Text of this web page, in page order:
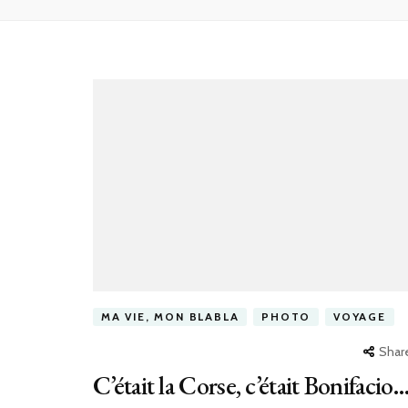
MA VIE, MON BLABLA PHOTO VOYAGE
C’était la Corse, c’était